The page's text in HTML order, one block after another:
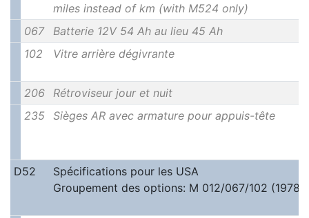
miles instead of km (with M524 only)
067
Batterie 12V 54 Ah au lieu 45 Ah
102
Vitre arrière dégivrante
206
Rétroviseur jour et nuit
235
Sièges AR avec armature pour appuis-tête
D52
Spécifications pour les USA
Groupement des options: M 012/067/102 (1978)